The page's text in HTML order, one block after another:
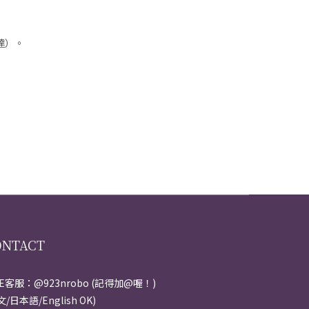
。
客服：@923nrobo (記得加@喔！)
/日本語/English OK)